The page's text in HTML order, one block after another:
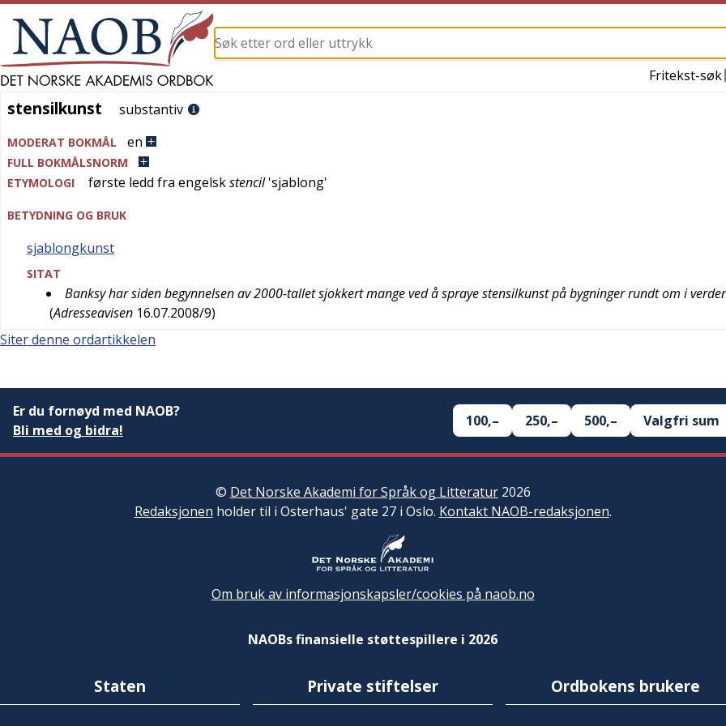
Fritekst-søk
stensilkunst
stensilkunst substantiv
MODERAT BOKMÅL en
FULL BOKMÅLSNORM
ETYMOLOGI
første ledd fra engelskstencil'sjablong'
BETYDNING OG BRUK
sjablongkunst
SITAT
Banksy har siden begynnelsen av 2000-tallet sjokkert mange ved å spraye stensilkunst på bygninger rundt om i
(Adresseavisen 16.07.2008/9)
Siter denne ordartikkelen
Er du fornøyd med NAOB?
Bli med og bidra!
100,– 250,– 500,– Valgfri sum
© Det Norske Akademi for Språk og Litteratur2026
Redaksjonen holder til i Osterhaus' gate 27 i Oslo. Kontakt NAOB-redaksjonen.
Om bruk av informasjonskapsler/cookies på naob.no
NAOBs finansielle støttespillere i 2026
Staten Private stiftelser Ordbokens brukere